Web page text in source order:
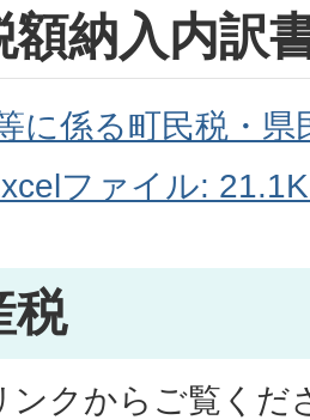
額納入内訳
に係る町民税・県
ファイル:
税
ンクからご覧くだ